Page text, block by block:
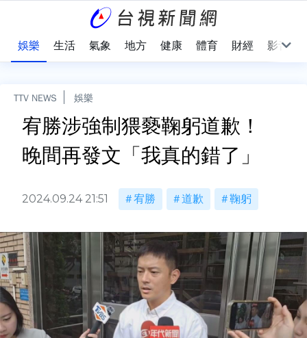
娛樂 生活 氣象 地方 健康 體育 財經 影音
TTV NEWS 娛樂
宥勝涉強制猥褻鞠躬道歉！
晚間再發文「我真的錯了」
2024.09.24 21:51 宥勝 道歉 鞠躬